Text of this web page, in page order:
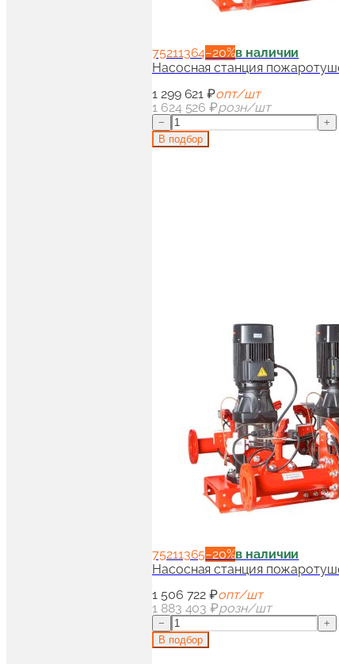
75211364−20%в наличии
Насосная станция
1 299 621 ₽опт/шт
1 624 526 ₽розн/шт
−
+
В подбор
75211365−20%в наличии
Насосная станция
1 506 722 ₽опт/шт
1 883 403 ₽розн/шт
−
+
В подбор